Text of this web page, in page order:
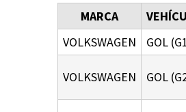
MARCA
VOLKSWAGEN
GOL
VOLKSWAGEN GOL